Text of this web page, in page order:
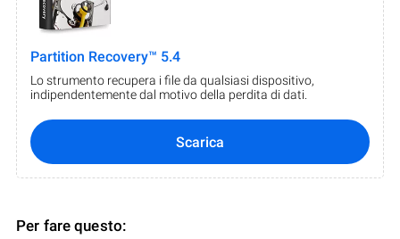
Partition Recovery™ 5.4
Lo strumento recupera i file da qualsiasi dispositivo,
indipendentemente dal motivo della perdita di dati.
Scarica
Per fare questo: